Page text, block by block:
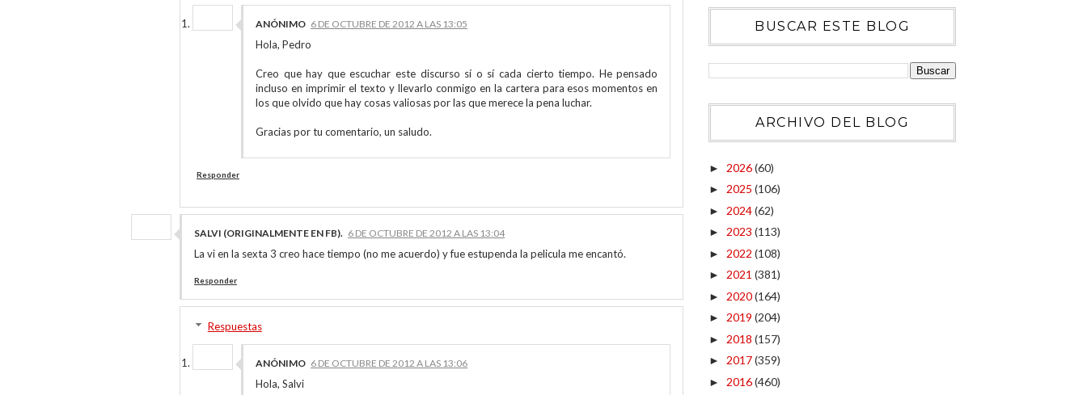
ANÓNIMO 6 DE OCTUBRE DE 2012 A LAS 13:05
Hola, Pedro
Creo que hay que escuchar este discurso sí o sí cada cierto tiempo. He pensado
incluso en imprimir el texto y llevarlo conmigo en la cartera para esos momentos en
los que olvido que hay cosas valiosas por las que merece la pena luchar.
Gracias por tu comentario, un saludo.
Responder
SALVI (ORIGINALMENTE EN FB). 6 DE OCTUBRE DE 2012 A LAS 13:04
La vi en la sexta 3 creo hace tiempo (no me acuerdo) y fue estupenda la pelicula me encantó.
Responder
Respuestas
ANÓNIMO 6 DE OCTUBRE DE 2012 A LAS 13:06
Hola, Salvi
BUSCAR ESTE BLOG
ARCHIVO DEL BLOG
► 2026(60)
► 2025 (106)
► 2024(62)
► 2023 (113)
► 2022 (108)
► 2021 (381)
► 2020(164)
► 2019 (204)
► 2018 (157)
► 2017(359)
► 2016(460)